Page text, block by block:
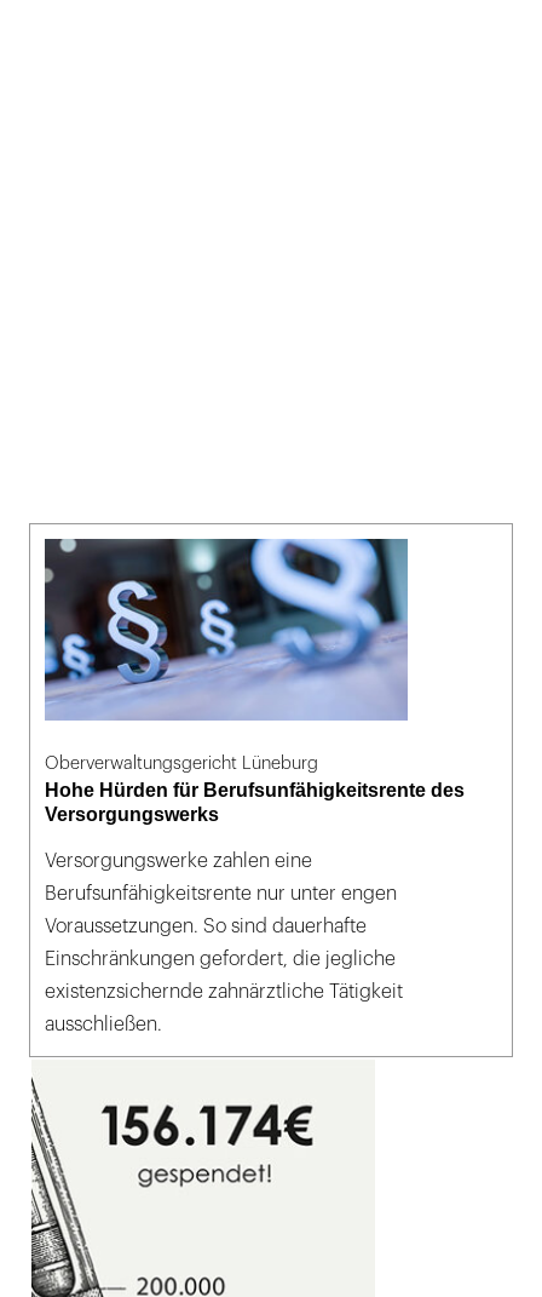
Oberverwaltungsgericht Lüneburg
Hohe Hürden für Berufsunfähigkeitsrente des
Versorgungswerks
Versorgungswerke zahlen eine
Berufsunfähigkeitsrente nur unter engen
Voraussetzungen. So sind dauerhafte
Einschränkungen gefordert, die jegliche
existenzsichernde zahnärztliche Tätigkeit
ausschließen.